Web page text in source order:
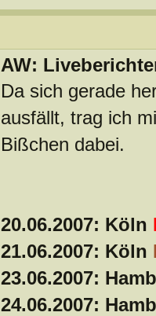
AW:
Da sich gerade
ausfällt, trag ich
Bißchen dabei.
20.06.2007: Köln
21.06.2007: Köln
23.06.2007:
24.06.2007: